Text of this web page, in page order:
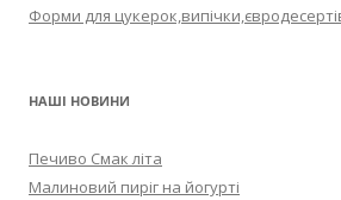
Форми для
НАШІ НОВИНИ
Печиво Смак літа
Малиновий пиріг на йогурті